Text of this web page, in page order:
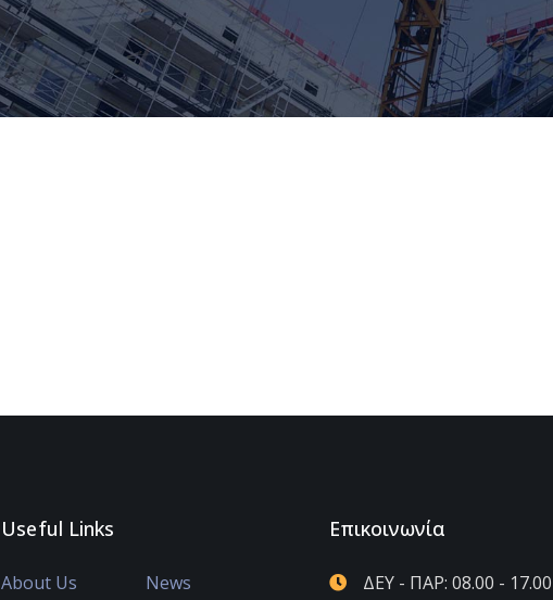
Useful Links
About Us News
Επικοινωνία
ΔΕΥ - ΠΑΡ: 08.00 - 17.00